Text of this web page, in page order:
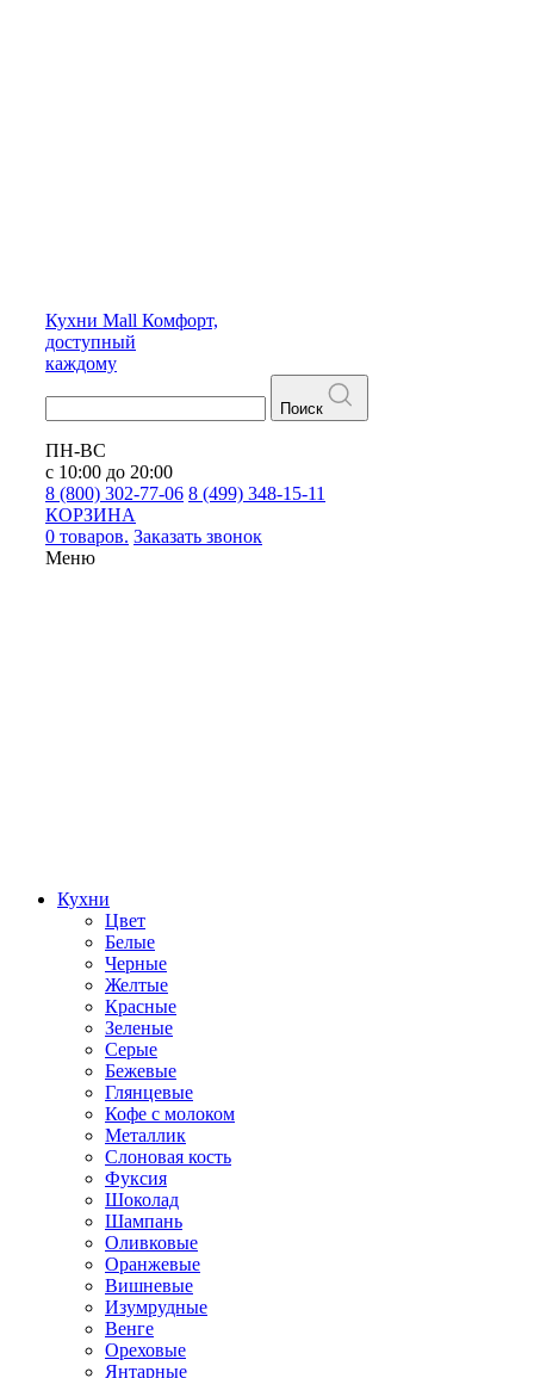
Кухни Mall Комфорт,
доступный
каждому
Поиск
ПН-ВС
с 10:00 до 20:00
8 (800) 302-77-06 8 (499) 348-15-11
КОРЗИНА
0 товаров. Заказать звонок
Меню
Кухни
Цвет
Белые
Черные
Желтые
Красные
Зеленые
Серые
Бежевые
Глянцевые
Кофе с молоком
Металлик
Слоновая кость
Фуксия
Шоколад
Шампань
Оливковые
Оранжевые
Вишневые
Изумрудные
Венге
Ореховые
Янтарные